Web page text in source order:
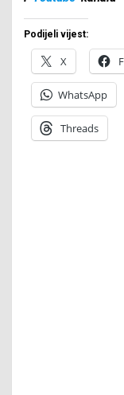
Podijeli vijest:
X
WhatsApp
Threads